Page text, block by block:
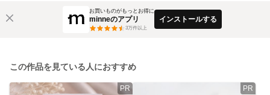
お買いものがもっとお得に
minneのアプリ
3万件以上
インストールする
この作品を見ている人におすすめ
PR PR